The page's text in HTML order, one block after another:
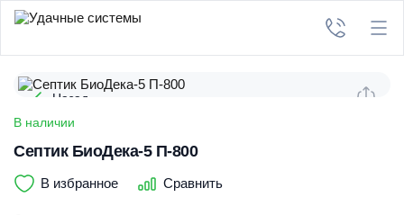
Назад
В наличии
Септик БиоДека-5 П-800
В избранное Сравнить